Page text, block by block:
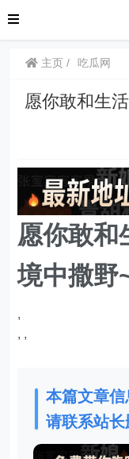
主页 吃瓜网
愿你敢和生
愿你敢和
境中撒野
,
, ,
本篇文章信
请联系站长